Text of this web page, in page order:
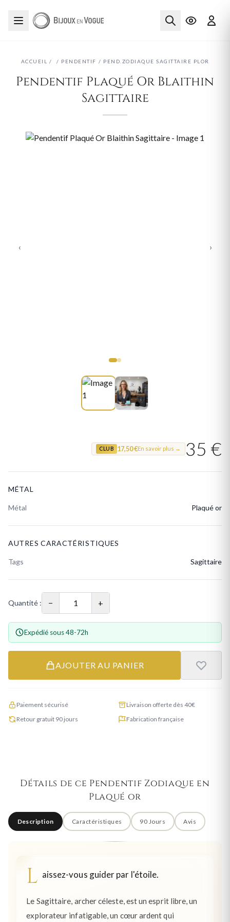
ACCUEIL / / PENDENTIF / PEND.ZODIAQUE SAGITTAIRE PLOR
Pendentif Plaqué Or Blaithin
Sagittaire
‹ ›
CLUB 17,50 €En savoir plus → 35 €
MÉTAL
Métal Plaqué or
AUTRES CARACTÉRISTIQUES
Tags Sagittaire
Quantité : − +
Expédié sous 48-72h
AJOUTER AU PANIER
Paiement sécurisé
Livraison offerte dès 40€
Retour gratuit 90 jours
Fabrication française
Détails de ce Pendentif Zodiaque en
Plaqué or
Description Caractéristiques 90 Jours Avis
L aissez-vous guider par l'étoile.
Le Sagittaire, archer céleste, est un esprit libre, un
explorateur infatigable, un cœur ardent qui